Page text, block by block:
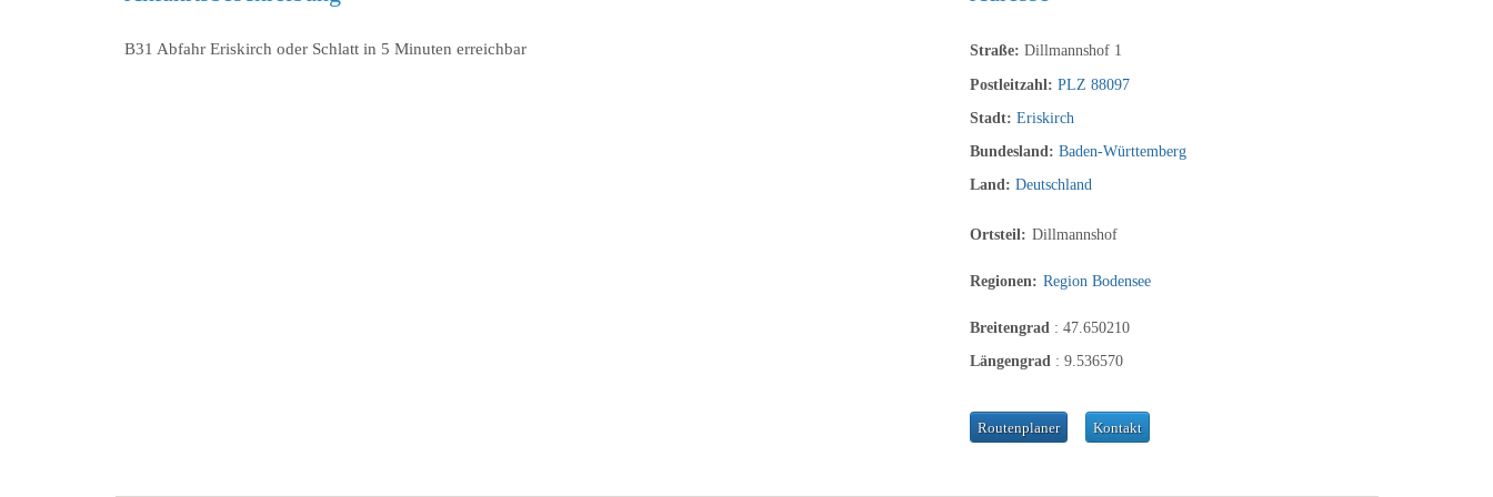
B31 Abfahr Eriskirch oder Schlatt in 5 Minuten erreichbar Straße:Dillmannshof 1
Postleitzahl:PLZ 88097
Stadt:Eriskirch
Bundesland:Baden-Württemberg
Land:Deutschland
Ortsteil: Dillmannshof
Regionen: Region Bodensee
Breitengrad :47.650210
Längengrad :9.536570
Routenplaner Kontakt